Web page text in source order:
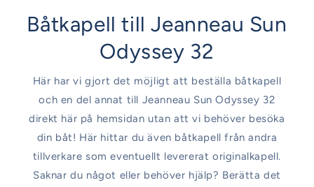
Båtkapell till Jeanneau Sun
Odyssey 32
Här har vi gjort det möjligt att beställa båtkapell
och en del annat till Jeanneau Sun Odyssey 32
direkt här på hemsidan utan att vi behöver besöka
din båt! Här hittar du även båtkapell från andra
tillverkare som eventuellt levererat originalkapell.
Saknar du något eller behöver hjälp? Berätta det